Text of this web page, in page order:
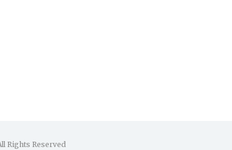
Rights Reserved